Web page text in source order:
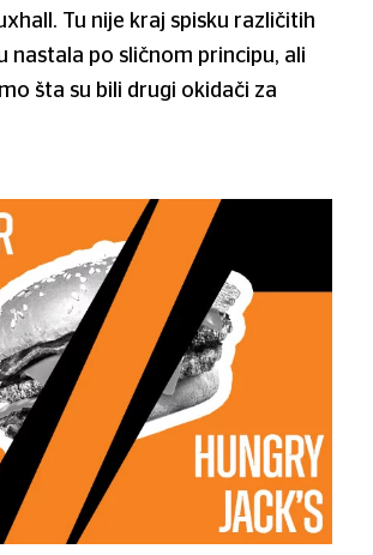
Tu nije kraj spisku različitih
nastala po sličnom principu, ali
šta su bili drugi okidači za